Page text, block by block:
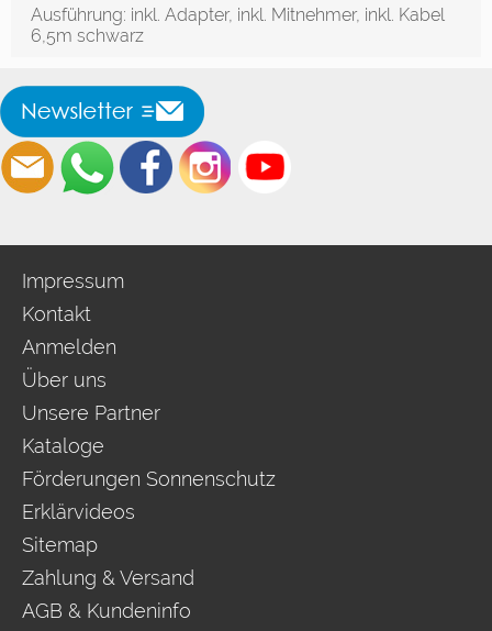
Ausführung: inkl. Adapter, inkl. Mitnehmer, inkl. Kabel
6,5m schwarz
Impressum
Kontakt
Anmelden
Über uns
Unsere Partner
Kataloge
Förderungen Sonnenschutz
Erklärvideos
Sitemap
Zahlung & Versand
AGB & Kundeninfo